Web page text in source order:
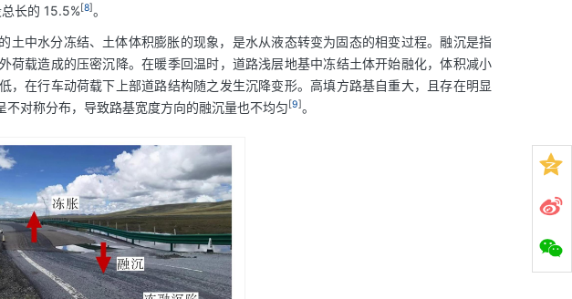
长的 15.5%[8]。
土中水分冻结、土体体积膨胀的现象，是水从液态转变为固态的相变过程。融沉是指
荷载造成的压密沉降。在暖季回温时，道路浅层地基中冻结土体开始融化，体积减小
，在行车动荷载下上部道路结构随之发生沉降变形。高填方路基自重大，且存在明显
对称分布，导致路基宽度方向的融沉量也不均匀[9]。